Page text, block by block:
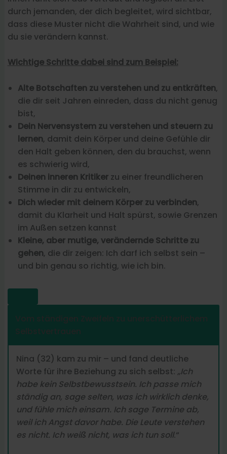
durch jemanden, der dich begleitet, wird sichtbar,
dass diese Muster nicht die Wahrheit sind, und wie
du sie verändern kannst.
Wichtige Schritte dabei sind zum Beispiel:
Alte Botschaften zu verstehen und zu entkräften,
die dir seit Jahren einreden, dass du nicht genug
bist,
Dein Nervensystem zu verstehen und steuern zu
lernen, damit dein Körper und deine Gefühle dir
den Halt geben können, den du brauchst, wenn
es schwierig wird,
Deinen inneren Kritiker zu einer freundlicheren
Stimme in dir zu entwickeln,
Dich wieder mit deinem Körper zu verbinden,
damit du Klarheit und Halt spürst, sowie Grenzen
im Außen setzen kannst
Kleine, aber mutige, verändernde Schritte zu
gehen, die dir zeigen: Ich darf ich selbst sein –
und bin genau so richtig, wie ich bin.
Vom ständigen Zweifeln zu unerschütterlichem
Selbstvertrauen
Nina (32) kam zu mir – und fand deutliche
Worte für ihre Beziehung zu sich selbst: „Ich
habe kein Selbstbewusstsein. Ich passe mich
ständig an, sage selten, was ich wirklich denke,
und fühle mich einsam. Ich sage Termine ab,
weil ich Angst davor habe. Die Leute verstehen
es nicht. Ich weiß nicht, was ich tun soll.“